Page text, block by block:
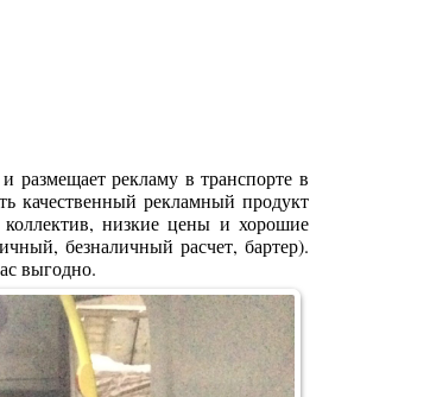
размещает рекламу в транспорте в
качественный рекламный продукт
низкие цены и хорошие
безналичный расчет, бартер).
выгодно.